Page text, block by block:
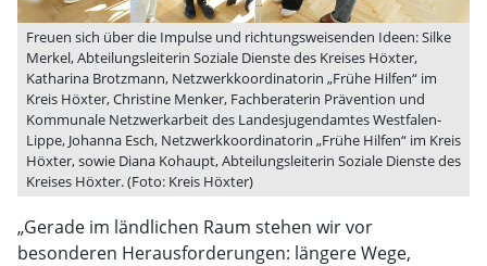
Freuen sich über die Impulse und richtungsweisenden Ideen: Silke
Merkel, Abteilungsleiterin Soziale Dienste des Kreises Höxter,
Katharina Brotzmann, Netzwerkkoordinatorin „Frühe Hilfen“ im
Kreis Höxter, Christine Menker, Fachberaterin Prävention und
Kommunale Netzwerkarbeit des Landesjugendamtes Westfalen-
Lippe, Johanna Esch, Netzwerkkoordinatorin „Frühe Hilfen“ im Kreis
Höxter, sowie Diana Kohaupt, Abteilungsleiterin Soziale Dienste des
Kreises Höxter. (Foto: Kreis Höxter)
„Gerade im ländlichen Raum stehen wir vor
besonderen Herausforderungen: längere Wege,